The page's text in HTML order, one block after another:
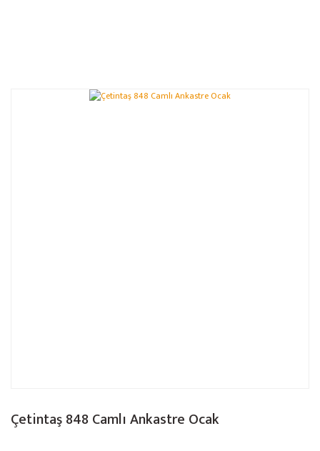
Çetintaş 848 Camlı Ankastre Ocak